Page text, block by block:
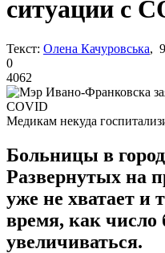
ситуации с
Текст: Олена Качуровська,
0
4062
Медикам некуда
Больницы в
Развернутых на
уже не хватает и
время, как число
увеличиваться.